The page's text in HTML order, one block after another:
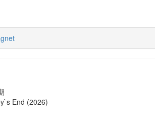
End (2026)